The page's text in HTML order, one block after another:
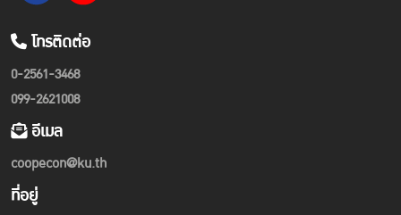
โทรติดต่อ
0-2561-3468
099-2621008
อีเมล
coopecon@ku.th
ที่อยู่